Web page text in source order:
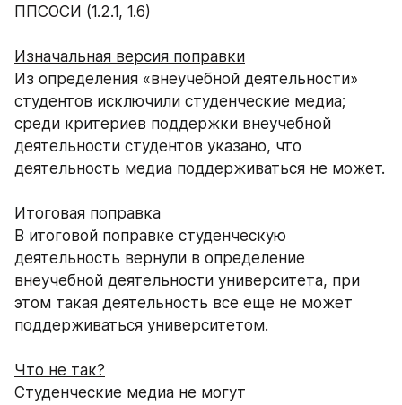
ППСОСИ (1.2.1, 1.6)
Изначальная версия поправки
Из определения «внеучебной деятельности»
студентов исключили студенческие медиа;
среди критериев поддержки внеучебной
деятельности студентов указано, что
Итоговая поправка
В итоговой поправке студенческую
деятельность вернули в определение
внеучебной деятельности университета, при
этом такая деятельность все еще не может
поддерживаться университетом.
Что не так?
Студенческие медиа не могут